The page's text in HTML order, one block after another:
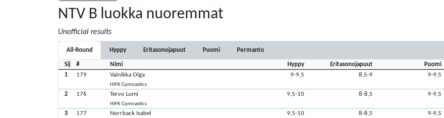
NTV B luokka nuoremmat
Unofficial results
All-Round Hyppy Eritasonojapuut Puomi Permanto
Sij # Nimi Hyppy Eritasonojapuut Puomi
1
179 Vainikka Olga
HIFK Gymnastics
9-9,5 8,5-9 9-9,5
2 176 Tervo Lumi
HIFK Gymnastics
9,5-10 8-8,5 9-9,5
3 177 Norrback Isabel 9,5-10 8-8,5 9-9,5